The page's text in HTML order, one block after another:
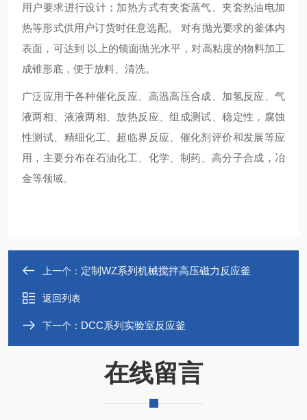
用户要求进行设计；加热方式有夹套蒸气、夹套热油电加
热等形式供用户订货时任意选配。 对有抛光要求的釜体内
表面，可达到 以上的镜面抛光水平，对高粘度的物料加工
成锥形底，便于放料、清洗。
广泛应用于各种催化反应、高温高压合成、加氢反应、气
液两相、液液两相、放热反应、组成测试、稳定性，腐蚀
性测试、精细化工、超临界反应、催化剂评价和发展等应
用，主要分布在石油化工、化学、制药、高分子合成，冶
金等领域。
上一个： 定制WZ系列机械搅拌高压磁力反应釜
返回列表
下一个： DCC系列实验室反应釜
在线留言